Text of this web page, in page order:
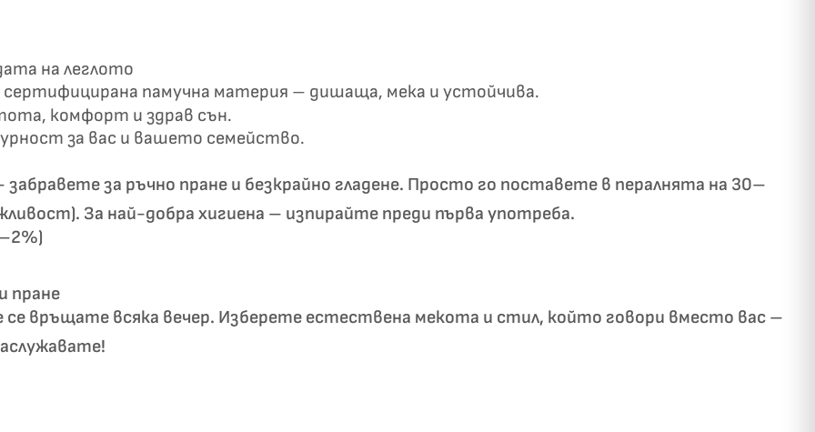
на леглото
памучна материя – дишаща, мека и устойчива.
комфорт и здрав сън.
за вас и вашето семейство.
за ръчно пране и безкрайно гладене. Просто го поставете в пералнята на 30–
За най-добра хигиена – изпирайте преди първа употреба.
пране
връщате всяка вечер. Изберете естествена мекота и стил, който говори вместо вас –